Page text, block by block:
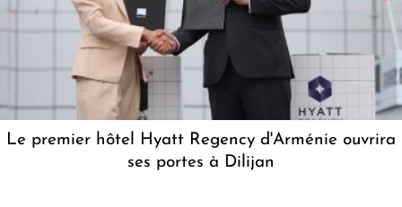
Le premier hôtel Hyatt Regency d'Arménie ouvrira
ses portes à Dilijan